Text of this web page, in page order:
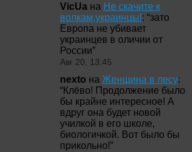
VicUa на Не скачите к
волкам,украинцы!: “зато
Европа не убивает
украинцев в оличии от
России”
Авг 20, 13:45
nexto на Женщина в лесу:
“Клёво! Продолжение было
бы крайне интересное! А
вдруг она будет новой
училкой в его школе,
биологичкой. Вот было бы
прикольно!”